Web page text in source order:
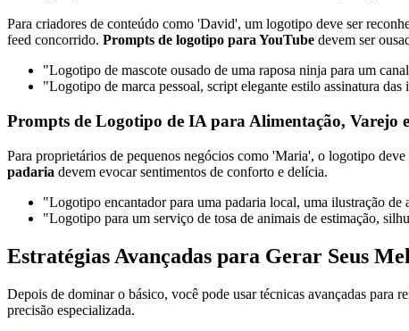
Para criadores de conteúdo como 'David', um logotipo deve ser
feed concorrido. Prompts de logotipo para YouTube devem ser
"Logotipo de mascote ousado de uma raposa ninja para um
"Logotipo de marca pessoal, script elegante estilo assinatura
Prompts de Logotipo de IA para Alimentação, Varejo
Para proprietários de pequenos negócios como 'Maria', o logotipo
padaria devem evocar sentimentos de conforto e delícia.
"Logotipo encantador para uma padaria local, uma ilustração
"Logotipo para um serviço de tosa de animais de estimação,
Estratégias Avançadas para Gerar Seus
Depois de dominar o básico, você pode usar técnicas avançadas para
precisão especializada.